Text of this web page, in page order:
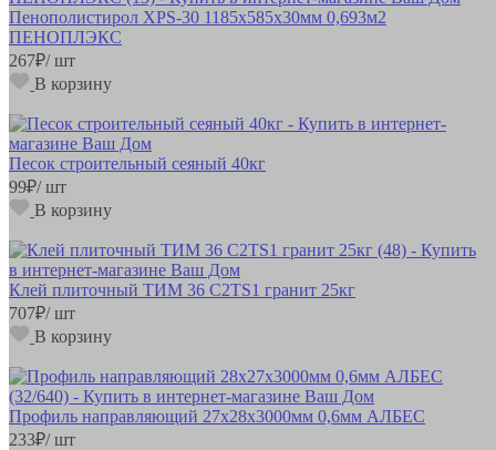
Пенополистирол XPS-30 1185х585х30мм 0,693м2
ПЕНОПЛЭКС
267₽/ шт
В корзину
Песок строительный сеяный 40кг
99₽/ шт
В корзину
Клей плиточный ТИМ 36 С2ТS1 гранит 25кг
707₽/ шт
В корзину
Профиль направляющий 27х28х3000мм 0,6мм АЛБЕС
233₽/ шт